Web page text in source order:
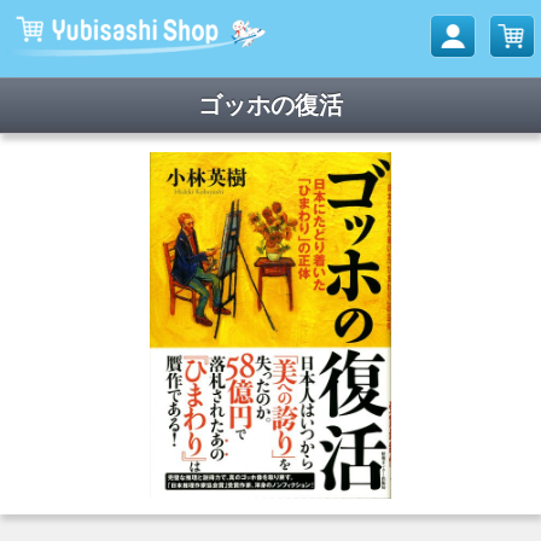
ゴッホの復活